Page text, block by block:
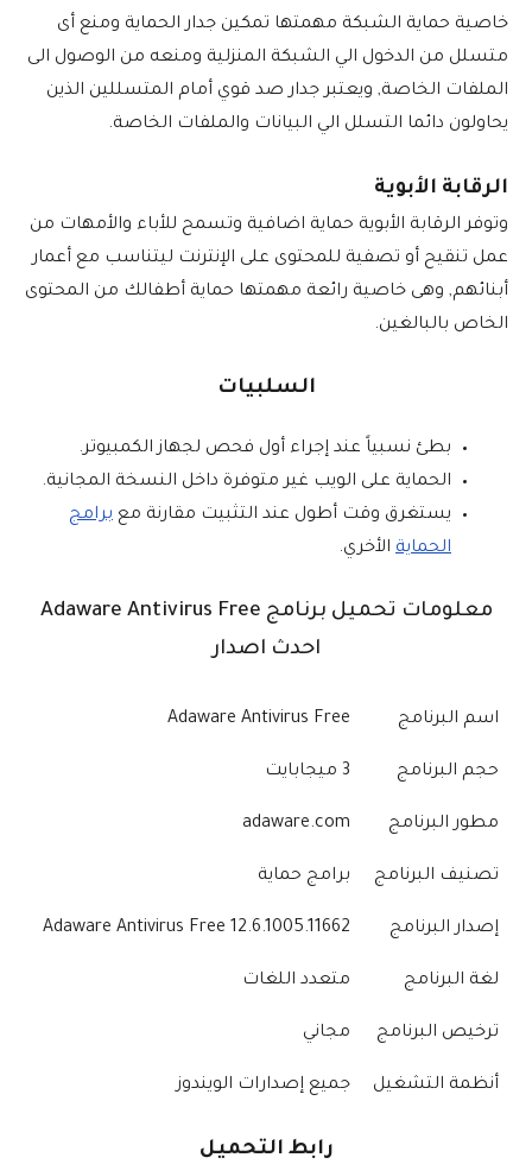
خاصية حماية الشبكة مهمتها تمكين جدار الحماية ومنع أى
متسلل من الدخول الي الشبكة المنزلية ومنعه من الوصول الى
الملفات الخاصة, ويعتبر جدار صد قوي أمام المتسللين الذين
يحاولون دائما التسلل الي البيانات والملفات الخاصة.
الرقابة الأبوية
وتوفر الرقابة الأبوية حماية اضافية وتسمح للأباء والأمهات من
عمل تنقيح أو تصفية للمحتوى على الإنترنت ليتناسب مع أعمار
أبنائهم, وهى خاصية رائعة مهمتها حماية أطفالك من المحتوى
الخاص بالبالغين.
السلبيات
بطئ نسبياً عند إجراء أول فحص لجهاز الكمبيوتر.
الحماية على الويب غير متوفرة داخل النسخة المجانية.
يستغرق وقت أطول عند التثبيت مقارنة مع برامج
الحماية الأخري.
معلومات تحميل برنامج Adaware Antivirus Free
احدث اصدار
اسم البرنامج Adaware Antivirus Free
حجم البرنامج 3 ميجابايت
مطور البرنامج adaware.com
تصنيف البرنامج برامج حماية
إصدار البرنامج Adaware Antivirus Free 12.6.1005.11662
لغة البرنامج متعدد اللغات
ترخيص البرنامج مجاني
أنظمة التشغيل جميع إصدارات الويندوز
رابط التحميل